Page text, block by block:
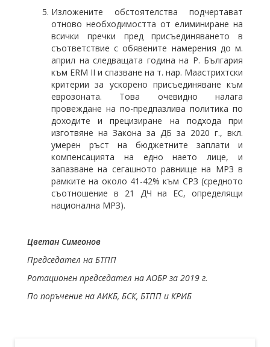
Изложените обстоятелства подчертават
отново необходимостта от елиминиране на
всички пречки пред присъединяването в
съответствие с обявените намерения до м.
април на следващата година на Р. България
към ERM II и спазване на т. нар. Маастрихтски
критерии за ускорено присъединяване към
еврозоната. Това очевидно налага
провеждане на по-предпазлива политика по
доходите и прецизиране на подхода при
изготвяне на Закона за ДБ за 2020 г., вкл.
умерен ръст на бюджетните заплати и
компенсацията на едно наето лице, и
запазване на сегашното равнище на МРЗ в
рамките на около 41-42% към СРЗ (средното
съотношение в 21 ДЧ на ЕС, определящи
национална МРЗ).
Цветан Симеонов
Председател на БТПП
Ротационен председател на АОБР за 2019 г.
По поръчение на АИКБ, БСК, БТПП и КРИБ